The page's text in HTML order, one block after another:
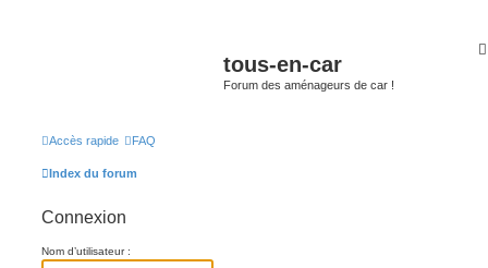
tous-en-car
Forum des aménageurs de car !
Accès rapide FAQ
Index du forum
Connexion
Nom d’utilisateur :